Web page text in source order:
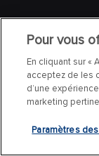
Pour vous
En cliquant sur «
acceptez de les
d’une
marketing
Paramètres